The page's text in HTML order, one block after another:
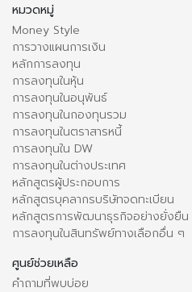
หมวดหมู่
Money Style
การวางแผนการเงิน
หลักการลงทุน
การลงทุนในหุ้น
การลงทุนในอนุพันธ์
การลงทุนในกองทุนรวม
การลงทุนในตราสารหนี้
การลงทุนใน DW
การลงทุนในต่างประเทศ
หลักสูตรผู้ประกอบการ
หลักสูตรบุคลากรบริษัทจดทะเบียน
หลักสูตรการพัฒนาธุรกิจอย่างยั่งยืน
การลงทุนในสินทรัพย์ทางเลือกอื่น ๆ
ศูนย์ช่วยเหลือ
คำถามที่พบบ่อย